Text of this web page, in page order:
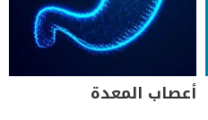
أعصاب المعدة